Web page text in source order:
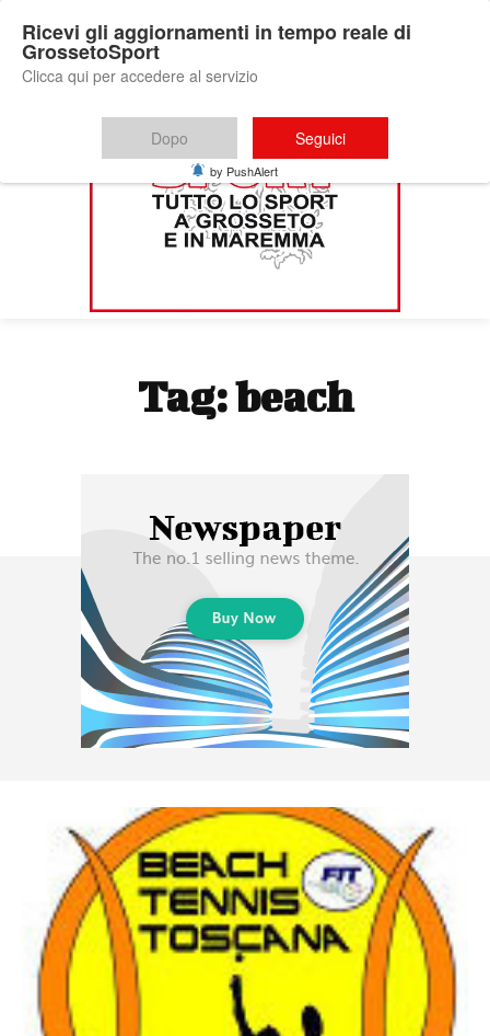
Tag:beach
Ricevi gli aggiornamenti in tempo reale di
GrossetoSport
Clicca qui per accedere al servizio
Dopo Seguici
by PushAlert